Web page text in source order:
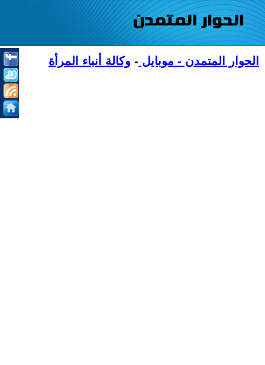
الحوار المتمدن - موبايل - وكالة أنباء المرأة